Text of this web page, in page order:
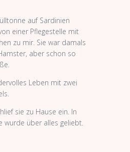
auf Sardinien
einer Pflegestelle mit
zu mir. Sie war damals
aber schon so
Leben mit zwei
sie zu Hause ein. In
wurde über alles geliebt.